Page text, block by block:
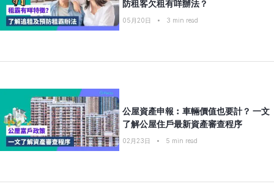
防租客欠租有咩辦法？
05月20日 • 3 min read
公屋資產申報︰車輛價值也要計？ 一文
了解公屋住戶最新資產審查程序
02月23日 • 5 min read